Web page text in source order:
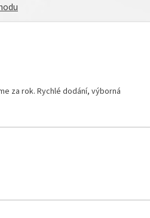
za rok. Rychlé dodání, výborná